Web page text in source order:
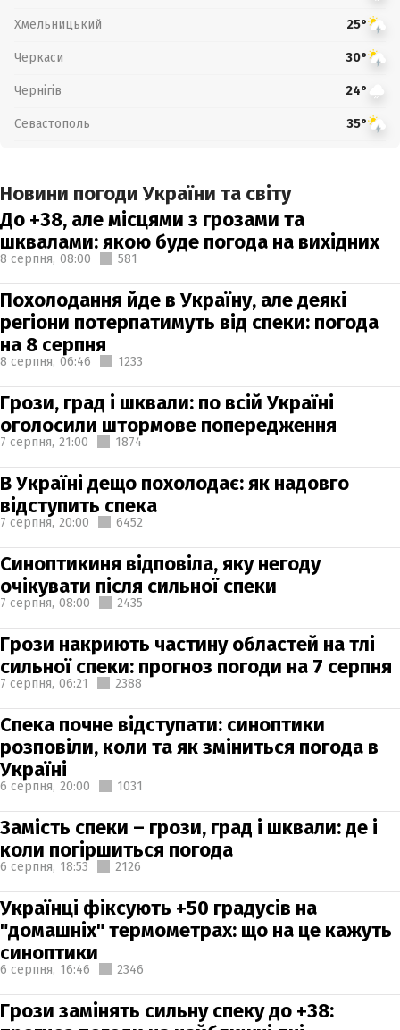
Хмельницький 25°
Черкаси 30°
Чернігів 24°
Севастополь 35°
Новини погоди України та світу
До +38, але місцями з грозами та
шквалами: якою буде погода на вихідних
8 серпня, 08:00 581
Похолодання йде в Україну, але деякі
регіони потерпатимуть від спеки: погода
на 8 серпня
8 серпня, 06:46 1233
Грози, град і шквали: по всій Україні
оголосили штормове попередження
7 серпня, 21:00 1874
В Україні дещо похолодає: як надовго
відступить спека
7 серпня, 20:00 6452
Синоптикиня відповіла, яку негоду
очікувати після сильної спеки
7 серпня, 08:00 2435
Грози накриють частину областей на тлі
сильної спеки: прогноз погоди на 7 серпня
7 серпня, 06:21 2388
Спека почне відступати: синоптики
розповіли, коли та як зміниться погода в
Україні
6 серпня, 20:00 1031
Замість спеки – грози, град і шквали: де і
коли погіршиться погода
6 серпня, 18:53 2126
Українці фіксують +50 градусів на
"домашніх" термометрах: що на це кажуть
синоптики
6 серпня, 16:46 2346
Грози замінять сильну спеку до +38: